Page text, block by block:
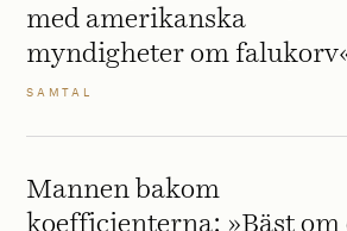
med amerikanska
myndigheter om
SAMTAL
Mannen bakom
koefficienterna: »Bäst om